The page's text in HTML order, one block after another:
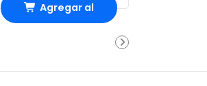
Agregar al